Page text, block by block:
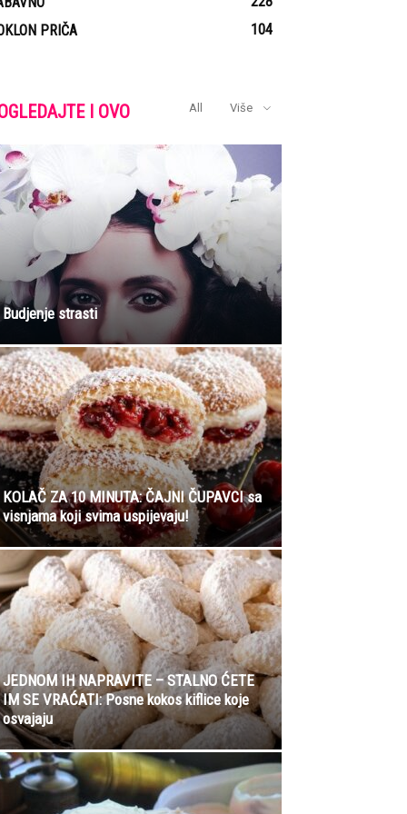
PRIČA
104
I OVO All Više
Budjenje strasti
KOLAČ ZA 10 MINUTA: ČAJNI ČUPAVCI sa
visnjama koji svima uspijevaju!
JEDNOM IH NAPRAVITE – STALNO ĆETE
IM SE VRAĆATI: Posne kokos kiflice koje
osvajaju